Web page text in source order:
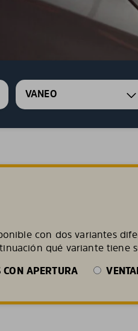
VANEO
con dos variantes
qué variante tiene
CON APERTURA